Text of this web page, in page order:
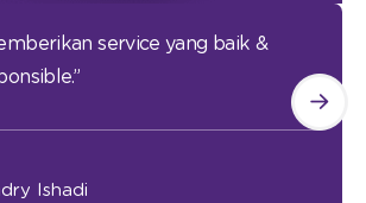
service yang baik &
Ishadi